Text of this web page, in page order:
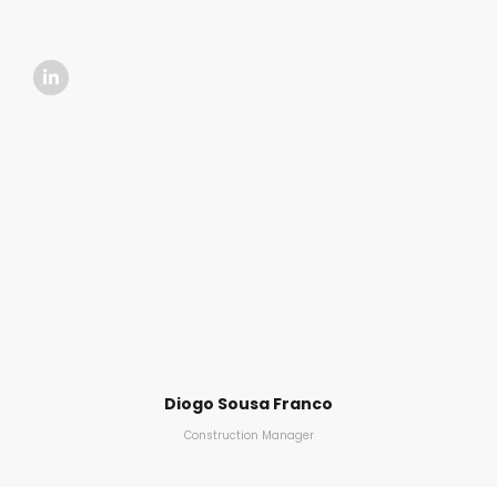
Diogo Sousa Franco
Construction Manager